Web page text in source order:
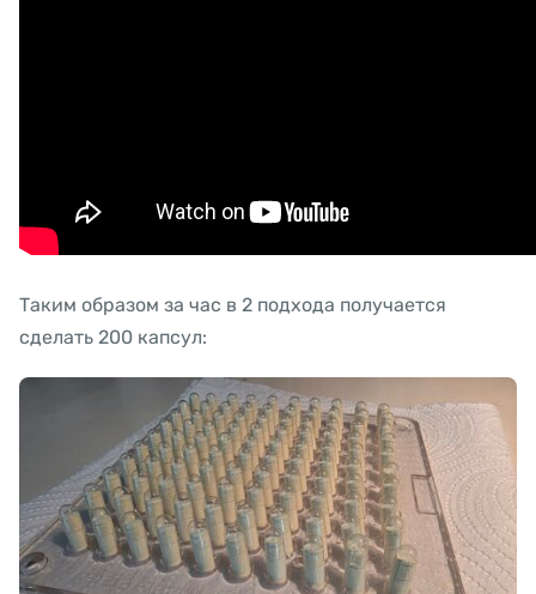
Таким образом за час в 2 подхода получается
сделать 200 капсул: